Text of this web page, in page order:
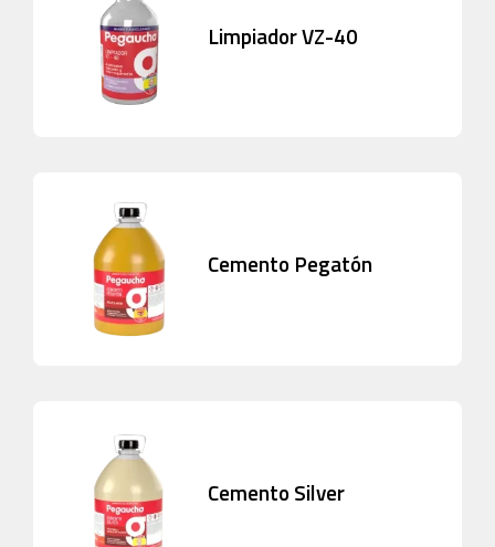
Limpiador VZ-40
Cemento Pegatón
Cemento Silver